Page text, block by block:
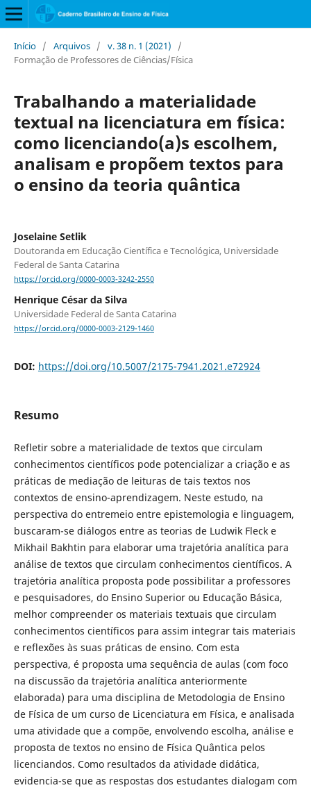
Início / Arquivos / v. 38 n. 1 (2021)
/
Formação de Professores de Ciências/Física
Trabalhando a materialidade
textual na licenciatura em física:
como licenciando(a)s escolhem,
analisam e propõem textos para
o ensino da teoria quântica
Joselaine Setlik
Doutoranda em Educação Científica e Tecnológica, Universidade
Federal de Santa Catarina
https://orcid.org/0000-0003-3242-2550
Henrique César da Silva
Universidade Federal de Santa Catarina
https://orcid.org/0000-0003-2129-1460
DOI: https://doi.org/10.5007/2175-7941.2021.e72924
Resumo
Refletir sobre a materialidade de textos que circulam
conhecimentos científicos pode potencializar a criação e as
práticas de mediação de leituras de tais textos nos
contextos de ensino-aprendizagem. Neste estudo, na
perspectiva do entremeio entre epistemologia e linguagem,
buscaram-se diálogos entre as teorias de Ludwik Fleck e
Mikhail Bakhtin para elaborar uma trajetória analítica para
análise de textos que circulam conhecimentos científicos. A
trajetória analítica proposta pode possibilitar a professores
e pesquisadores, do Ensino Superior ou Educação Básica,
melhor compreender os materiais textuais que circulam
conhecimentos científicos para assim integrar tais materiais
e reflexões às suas práticas de ensino. Com esta
perspectiva, é proposta uma sequência de aulas (com foco
na discussão da trajetória analítica anteriormente
elaborada) para uma disciplina de Metodologia de Ensino
de Física de um curso de Licenciatura em Física, e analisada
uma atividade que a compõe, envolvendo escolha, análise e
proposta de textos no ensino de Física Quântica pelos
licenciandos. Como resultados da atividade didática,
evidencia-se que as respostas dos estudantes dialogam com